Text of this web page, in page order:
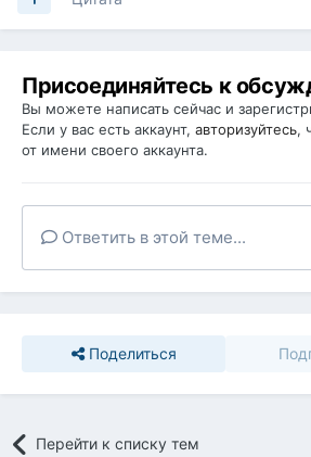
Присоединяйтесь к
Вы можете написать сейчас и
Если у вас есть аккаунт, авторизуйтесь,
от имени своего аккаунта.
Ответить в этой теме...
Поделиться
Перейти к списку тем